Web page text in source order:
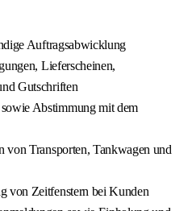
Auftragsabwicklung
Lieferscheinen,
Gutschriften
Abstimmung mit dem
Transporten, Tankwagen und
von Zeitfenstern bei Kunden